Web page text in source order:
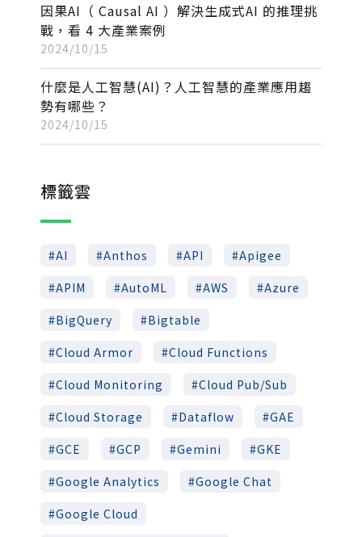
因果AI（ Causal AI ）解決生成式AI 的推理挑
戰，看 4 大產業案例
2024/10/15
什麼是人工智慧(AI)？人工智慧的產業應用趨
勢有哪些？
2024/10/15
標籤雲
AI Anthos API
Apigee
APIM
AutoML AWS
Azure
BigQuery
Bigtable
Cloud Armor
Cloud Functions
Cloud Monitoring
Cloud Pub/Sub
Cloud Storage
Dataflow
GAE
GCE
GCP Gemini
GKE
Google Analytics
Google Chat
Google Cloud